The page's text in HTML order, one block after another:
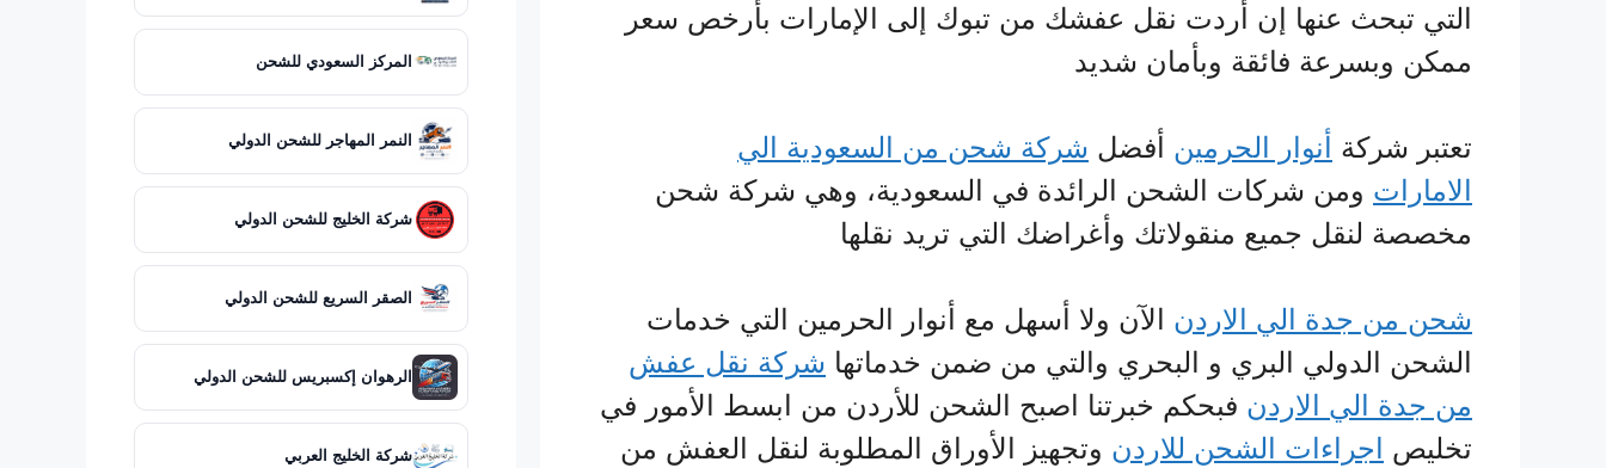
التي تبحث عنها إن أردت نقل عفشك من تبوك إلى الإمارات بأرخص سعر
ممكن وبسرعة فائقة وبأمان شديد
تعتبر شركة أنوار الحرمين أفضل شركة شحن من السعودية الي
الامارات ومن شركات الشحن الرائدة في السعودية، وهي شركة شحن
مخصصة لنقل جميع منقولاتك وأغراضك التي تريد نقلها
شحن من جدة الي الاردن الآن ولا أسهل مع أنوار الحرمين التي خدمات
الشحن الدولي البري و البحري والتي من ضمن خدماتها شركة نقل عفش
من جدة الي الاردن فبحكم خبرتنا اصبح الشحن للأردن من ابسط الأمور في
تخليص اجراءات الشحن للاردن وتجهيز الأوراق المطلوبة لنقل العفش من
المركز السعودي للشحن
النمر المهاجر للشحن الدولي
شركة الخليج للشحن الدولي
الصقر السريع للشحن الدولي
الرهوان إكسبريس للشحن الدولي
شركة الخليج العربي